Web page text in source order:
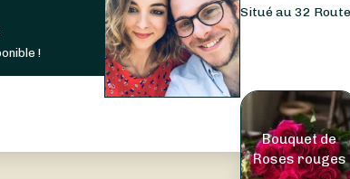
!
Situé au 32
Bouquet de
Roses rouges